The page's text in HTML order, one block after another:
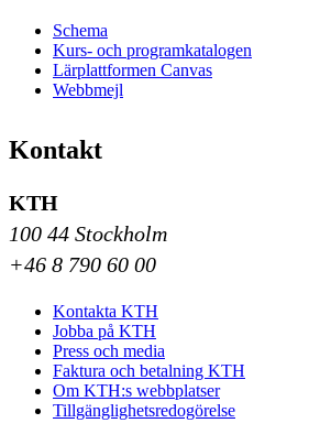
Schema
Kurs- och programkatalogen
Lärplattformen Canvas
Webbmejl
Kontakt
KTH
100 44 Stockholm
+46 8 790 60 00
Kontakta KTH
Jobba på KTH
Press och media
Faktura och betalning KTH
Om KTH:s webbplatser
Tillgänglighetsredogörelse